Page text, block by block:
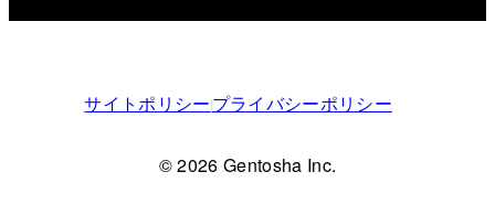
サイトポリシープライバシーポリシー
© 2026 Gentosha Inc.